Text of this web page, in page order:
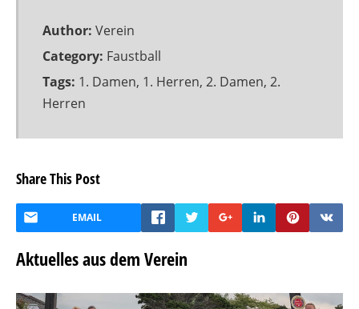
Author: Verein
Category: Faustball
Tags: 1. Damen, 1. Herren, 2. Damen, 2.
Herren
Share This Post
EMAIL
Aktuelles aus dem Verein